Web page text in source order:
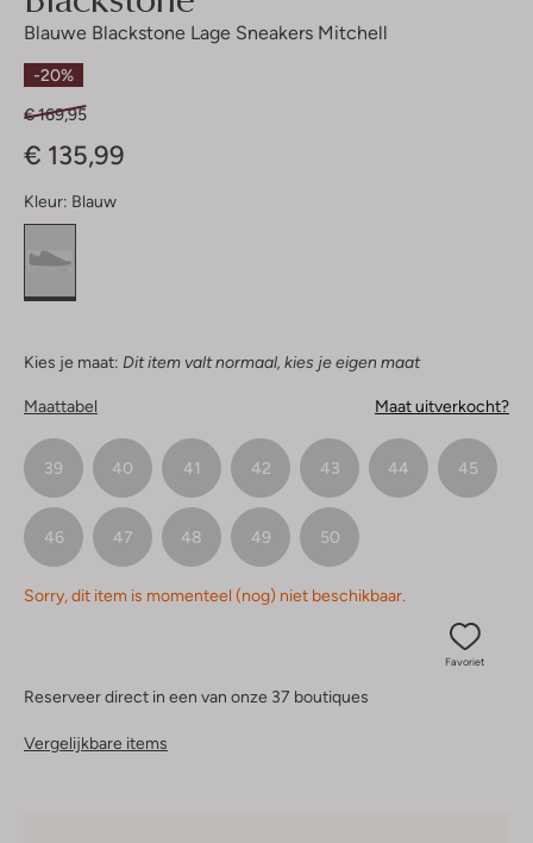
Blauwe Blackstone Lage Sneakers Mitchell
-20%
€ 169,95
€ 135,99
Kleur: Blauw
Kies je maat: Dit item valt normaal, kies je eigen maat
Maattabel Maat uitverkocht?
39 40 41 42 43 44 45
46 47 48 49 50
Sorry, dit item is momenteel (nog) niet beschikbaar.
Favoriet
Reserveer direct in een van onze 37 boutiques
Vergelijkbare items